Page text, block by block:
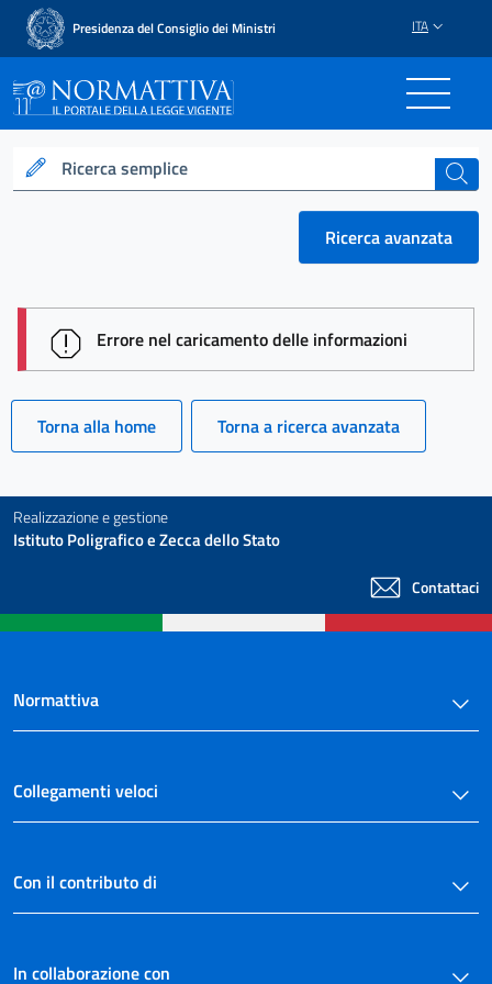
Presidenza del Consiglio dei Ministri ITA
Normattiva - Il portale
Ricerca semplice cerca
Ricerca avanzata
session id:
Errore nel caricamento delle informazioni
Torna alla home Torna a ricerca avanzata
Realizzazione e gestione
Istituto Poligrafico e Zecca dello Stato
Contattaci
Normattiva
Collegamenti veloci
Con il contributo di
In collaborazione con